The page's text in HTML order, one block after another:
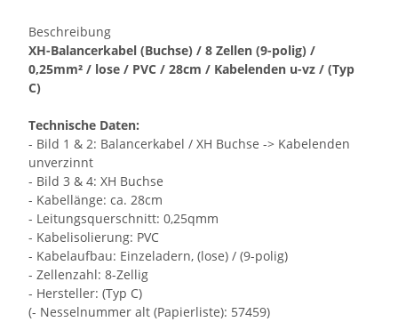
Beschreibung
XH-Balancerkabel (Buchse) / 8 Zellen (9-polig) /
0,25mm² / lose / PVC / 28cm / Kabelenden u-vz / (Typ
C)
Technische Daten:
- Bild 1 & 2: Balancerkabel / XH Buchse -> Kabelenden
unverzinnt
- Bild 3 & 4: XH Buchse
- Kabellänge: ca. 28cm
- Leitungsquerschnitt: 0,25qmm
- Kabelisolierung: PVC
- Kabelaufbau: Einzeladern, (lose) / (9-polig)
- Zellenzahl: 8-Zellig
- Hersteller: (Typ C)
(- Nesselnummer alt (Papierliste): 57459)